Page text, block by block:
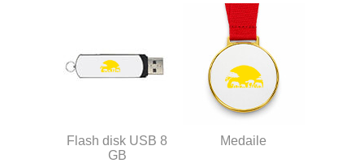
Flash disk USB 8
GB
Medaile